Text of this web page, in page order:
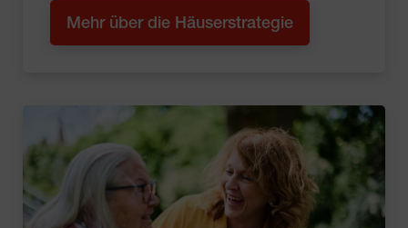
Mehr über die Häuserstrategie